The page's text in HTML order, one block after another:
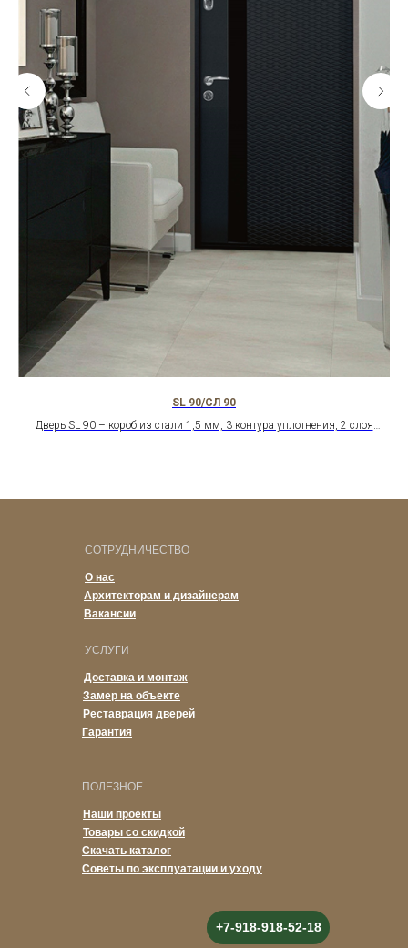
SL 90/СЛ 90
Дверь SL 90 – короб из стали 1,5 мм, 3 контура уплотнения, 2 слоя
+7-918-918-52-18
Гарантия
Реставрация дверей
Замер на объекте
Доставка и монтаж
УСЛУГИ
Вакансии
Архитекторам и дизайнерам
О нас
СОТРУДНИЧЕСТВО
Советы по эксплуатации и уходу
Скачать каталог
Товары со скидкой
Наши проекты
ПОЛЕЗНОЕ